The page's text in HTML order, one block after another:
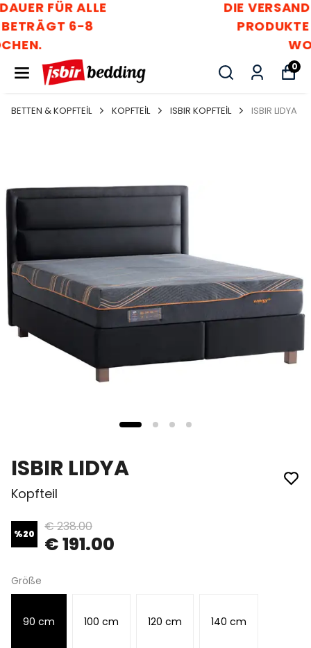
DIE VERSANDDAUER FÜR ALLE
PRODUKTE BETRÄGT 6-8
0
BETTEN & KOPFTEİL KOPFTEİL ISBIR KOPFTEİL ISBIR LIDYA
ISBIR LIDYA
Kopfteil
%20 € 238.00
€ 191.00
Größe
90 cm 100 cm 120 cm 140 cm